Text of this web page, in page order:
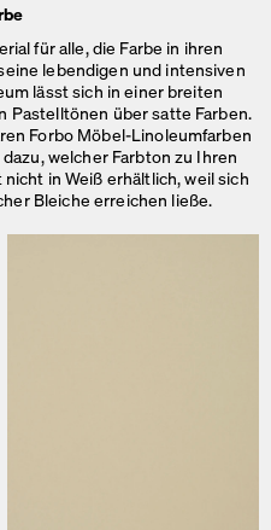
für alle, die Farbe in ihren
lebendigen und intensiven
lässt sich in einer breiten
Pastelltönen über satte Farben.
Forbo Möbel-Linoleumfarben
welcher Farbton zu Ihren
in Weiß erhältlich, weil sich
Bleiche erreichen ließe.